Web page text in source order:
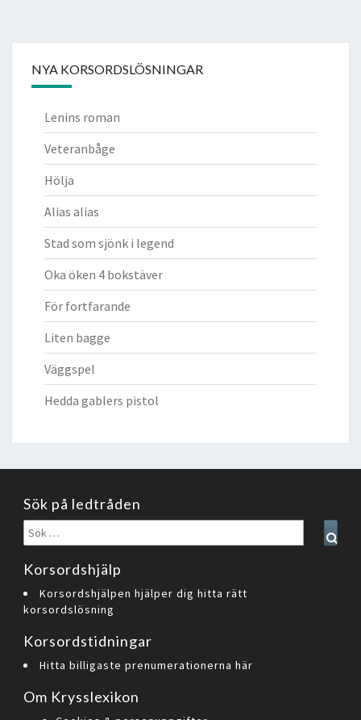
NYA KORSORDSLÖSNINGAR
Lenins roman
Veteranbåge
Hölja
Alias alias
Stad som sjönk i legend
Oka öken 4 bokstäver
För fortfarande
Liten bagge
Väggspel
Hedda gablers pistol
Sök på ledtråden
Sök
efter:
Korsordshjälp
Korsordshjälpen hjälper dig hitta rätt
korsordslösning
Korsordstidningar
Hitta billigaste prenumerationerna här
Om Krysslexikon